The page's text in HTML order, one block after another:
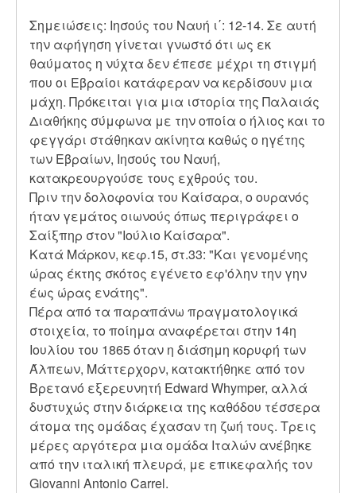
Σημειώσεις: Ιησούς του Ναυή ι΄: 12-14. Σε αυτή
την αφήγηση γίνεται γνωστό ότι ως εκ
θαύματος η νύχτα δεν έπεσε μέχρι τη στιγμή
που οι Εβραίοι κατάφεραν να κερδίσουν μια
μάχη. Πρόκειται για μια ιστορία της Παλαιάς
Διαθήκης σύμφωνα με την οποία ο ήλιος και το
φεγγάρι στάθηκαν ακίνητα καθώς ο ηγέτης
των Εβραίων, Ιησούς του Ναυή,
κατακρεουργούσε τους εχθρούς του.
Πριν την δολοφονία του Καίσαρα, ο ουρανός
ήταν γεμάτος οιωνούς όπως περιγράφει ο
Σαίξπηρ στον "Ιούλιο Καίσαρα".
Κατά Μάρκον, κεφ.15, στ.33: "Και γενομένης
ώρας έκτης σκότος εγένετο εφ'όλην την γην
έως ώρας ενάτης".
Πέρα από τα παραπάνω πραγματολογικά
στοιχεία, το ποίημα αναφέρεται στην 14η
Ιουλίου του 1865 όταν η διάσημη κορυφή των
Άλπεων, Μάττερχορν, κατακτήθηκε από τον
Βρετανό εξερευνητή Edward Whymper, αλλά
δυστυχώς στην διάρκεια της καθόδου τέσσερα
άτομα της ομάδας έχασαν τη ζωή τους. Τρεις
μέρες αργότερα μια ομάδα Ιταλών ανέβηκε
από την ιταλική πλευρά, με επικεφαλής τον
Giovanni Antonio Carrel.